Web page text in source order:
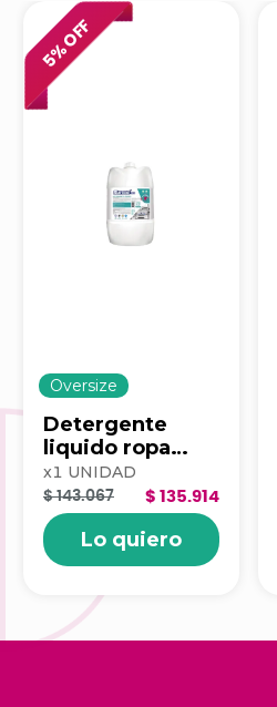
5
% OFF
Oversize
Detergente
liquido ropa
blancox pro
floral 20lt
100340258
x1 UNIDAD
$ 135.914
$ 143.067
Lo quiero